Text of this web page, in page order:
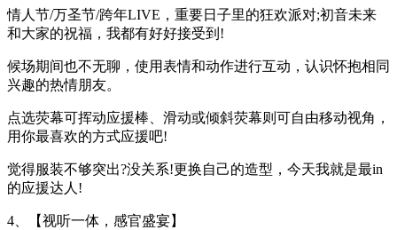
情人节/万圣节/跨年LIVE，重要日子里的狂欢派对;初音未来
和大家的祝福，我都有好好接受到!
候场期间也不无聊，使用表情和动作进行互动，认识怀抱相同
兴趣的热情朋友。
点选荧幕可挥动应援棒、滑动或倾斜荧幕则可自由移动视角，
用你最喜欢的方式应援吧!
觉得服装不够突出?没关系!更换自己的造型，今天我就是最in
的应援达人!
4、【视听一体，感官盛宴】